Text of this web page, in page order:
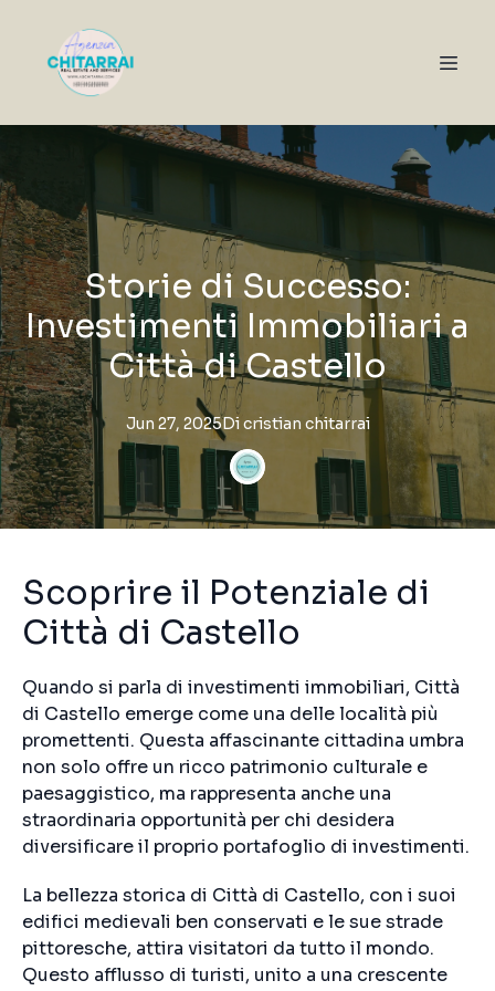
Storie di Successo:
Investimenti Immobiliari a
Città di Castello
Jun 27, 2025Dicristian chitarrai
Scoprire il Potenziale di
Città di Castello
Quando si parla di investimenti immobiliari, Città
di Castello emerge come una delle località più
promettenti. Questa affascinante cittadina umbra
non solo offre un ricco patrimonio culturale e
paesaggistico, ma rappresenta anche una
straordinaria opportunità per chi desidera
diversificare il proprio portafoglio di investimenti.
La bellezza storica di Città di Castello, con i suoi
edifici medievali ben conservati e le sue strade
pittoresche, attira visitatori da tutto il mondo.
Questo afflusso di turisti, unito a una crescente